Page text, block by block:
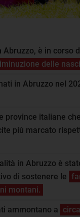
Abruzzo, è in corso
delle
in Abruzzo nel
province italiane
più marcato
in Abruzzo è
di sostenere le
montani.
ammontano a